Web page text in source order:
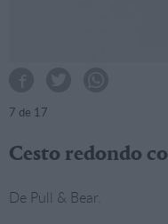
7 de 17
Cesto redondo
De Pull & Bear.